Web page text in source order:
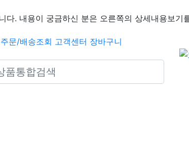
. 내용이 궁금하신 분은 오른쪽의 상세내용보기
주문/배송조회 고객센터 장바구니
icons